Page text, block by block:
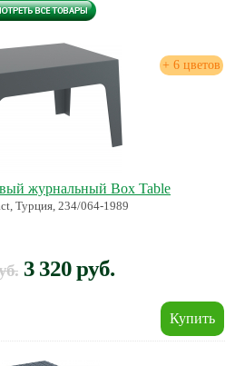
+ 6 цветов
журнальный Box Table
Турция, 234/064-1989
3 320 руб.